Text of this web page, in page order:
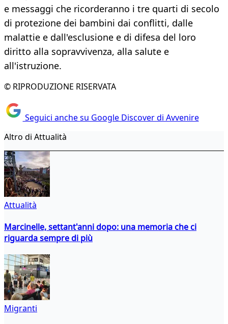
e messaggi che ricorderanno i tre quarti di secolo
di protezione dei bambini dai conflitti, dalle
malattie e dall'esclusione e di difesa del loro
diritto alla sopravvivenza, alla salute e
all'istruzione.
© RIPRODUZIONE RISERVATA
Seguici anche su Google Discover di Avvenire
Altro di Attualità
Attualità
Marcinelle, settant'anni dopo: una memoria che ci
riguarda sempre di più
Migranti